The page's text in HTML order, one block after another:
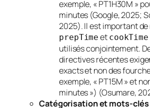
exemple, « PT1H30M »
minutes (Google, 2025;
2025). Il est important
prepTime et cookTime
utilisés conjointement.
directives récentes
exacts et non des
exemple, « PT15M » et
minutes ») (Osumare,
Catégorisation et mots-clés